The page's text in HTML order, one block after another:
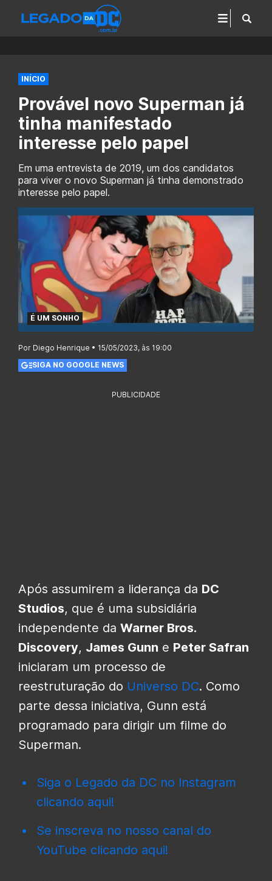
INÍCIO
Provável novo Superman já
tinha manifestado
interesse pelo papel
Em uma entrevista de 2019, um dos candidatos
para viver o novo Superman já tinha demonstrado
interesse pelo papel.
É UM SONHO
Por Diego Henrique • 15/05/2023, às 19:00
SIGA NO GOOGLE NEWS
PUBLICIDADE
Após assumirem a liderança da DC
Studios, que é uma subsidiária
independente da Warner Bros.
Discovery, James Gunn e Peter Safran
iniciaram um processo de
reestruturação do Universo DC. Como
parte dessa iniciativa, Gunn está
programado para dirigir um filme do
Superman.
Siga o Legado da DC no Instagram
clicando aqui!
Se inscreva no nosso canal do
YouTube clicando aqui!